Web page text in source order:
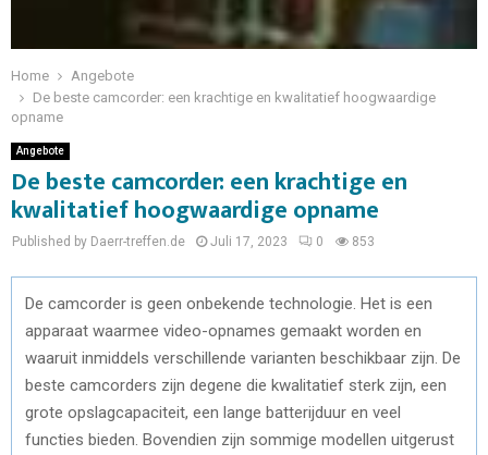
Home
Angebote
De beste camcorder: een krachtige en kwalitatief hoogwaardige
opname
Angebote
De beste camcorder: een krachtige en
kwalitatief hoogwaardige opname
Published by Daerr-treffen.de Juli 17, 2023 0 853
De camcorder is geen onbekende technologie. Het is een
apparaat waarmee video-opnames gemaakt worden en
waaruit inmiddels verschillende varianten beschikbaar zijn. De
beste camcorders zijn degene die kwalitatief sterk zijn, een
grote opslagcapaciteit, een lange batterijduur en veel
functies bieden. Bovendien zijn sommige modellen uitgerust